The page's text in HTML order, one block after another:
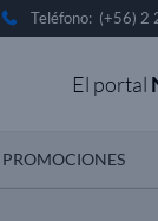
Teléfono: (+56) 2
El portal
PROMOCIONES